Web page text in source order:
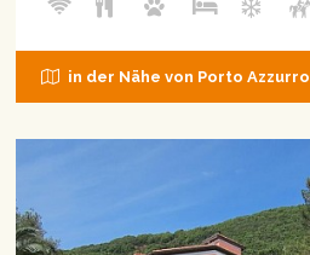
in der Nähe von Porto Azzurro